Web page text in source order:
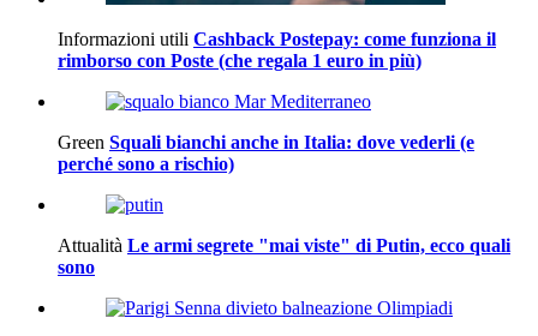
Informazioni utili Cashback Postepay: come funziona il
rimborso con Poste (che regala 1 euro in più)
Green Squali bianchi anche in Italia: dove vederli (e
perché sono a rischio)
Attualità Le armi segrete "mai viste" di Putin, ecco quali
sono